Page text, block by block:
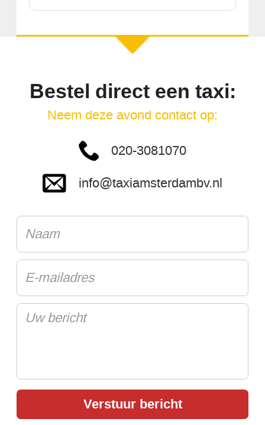
Bestel direct een taxi:
Neem deze avond contact op:
020-3081070
info@taxiamsterdambv.nl